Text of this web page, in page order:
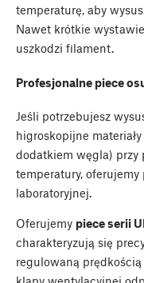
temperaturę, aby
Nawet krótkie
uszkodzi filament.
Profesjonalne piece
Jeśli potrzebujesz
higroskopijne
dodatkiem węgla)
temperatury,
laboratoryjnej.
Oferujemy piece serii
charakteryzują się
regulowaną